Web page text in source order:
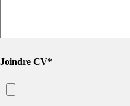
Joindre CV*